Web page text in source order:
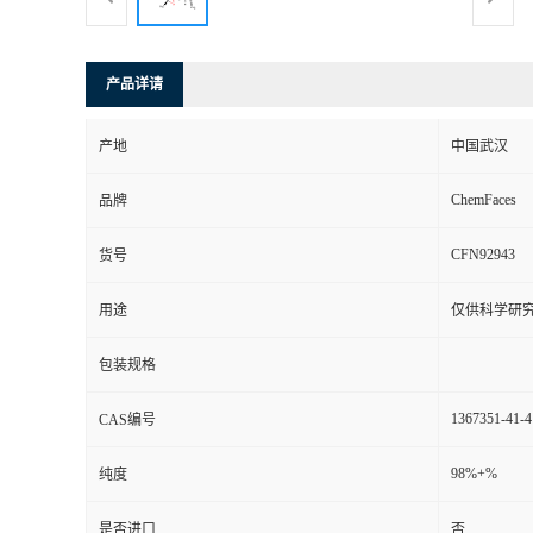
产品详请
产地 中国武汉
品牌 ChemFaces
货号 CFN92943
用途 仅供科学研
包装规格
CAS编号 1367351-41-4
纯度 98%+%
是否进口 否